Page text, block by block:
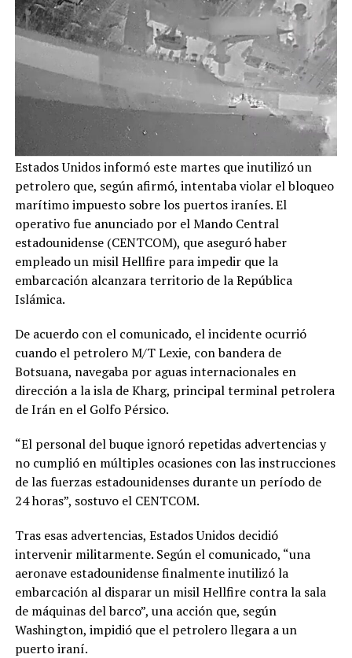
Estados Unidos informó este martes que inutilizó un
petrolero que, según afirmó, intentaba violar el bloqueo
marítimo impuesto sobre los puertos iraníes. El
operativo fue anunciado por el Mando Central
estadounidense (CENTCOM), que aseguró haber
empleado un misil Hellfire para impedir que la
embarcación alcanzara territorio de la República
Islámica.
De acuerdo con el comunicado, el incidente ocurrió
cuando el petrolero M/T Lexie, con bandera de
Botsuana, navegaba por aguas internacionales en
dirección a la isla de Kharg, principal terminal petrolera
de Irán en el Golfo Pérsico.
“El personal del buque ignoró repetidas advertencias y
no cumplió en múltiples ocasiones con las instrucciones
de las fuerzas estadounidenses durante un período de
24 horas”, sostuvo el CENTCOM.
Tras esas advertencias, Estados Unidos decidió
intervenir militarmente. Según el comunicado, “una
aeronave estadounidense finalmente inutilizó la
embarcación al disparar un misil Hellfire contra la sala
de máquinas del barco”, una acción que, según
Washington, impidió que el petrolero llegara a un
puerto iraní.